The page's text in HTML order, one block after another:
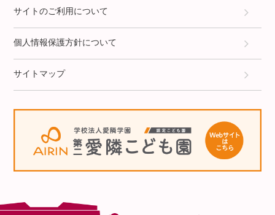
サイトのご利用について
個人情報保護方針について
サイトマップ